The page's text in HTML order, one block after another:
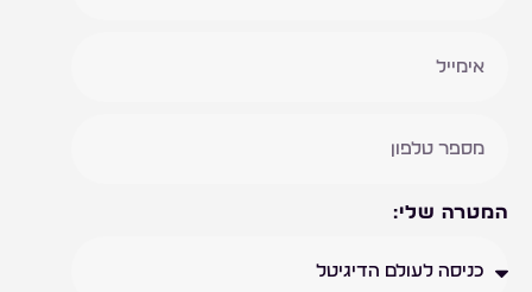
המטרה שלי: